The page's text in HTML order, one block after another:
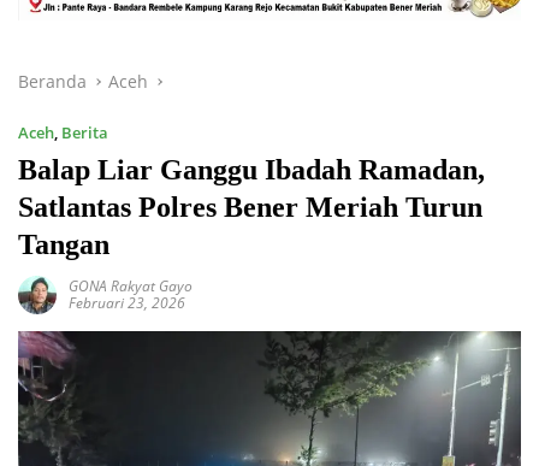
Beranda Aceh
Aceh, Berita
Balap Liar Ganggu Ibadah Ramadan,
Satlantas Polres Bener Meriah Turun
Tangan
GONA Rakyat Gayo
Februari 23, 2026